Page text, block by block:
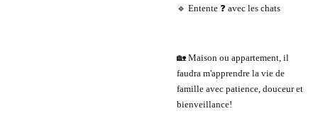
🔹 Entente ❓ avec les chats
🏡 Maison ou appartement, il
faudra m'apprendre la vie de
famille avec patience, douceur et
bienveillance!